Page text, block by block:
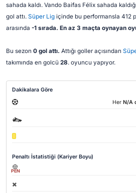
sahada kaldı. Vando Baifas Félix sahada
gol attı. Süper Ligiçinde bu performansla 412
arasında -1 sırada. En az 3 maçta oynayan
Bu sezon 0 gol attı. Attığı goller açısından
takımında en golcü 28. oyuncu yapıyor.
Dakikalara Göre
Her N/A
Penaltı İstatistiği (Kariyer Boyu)
PEN